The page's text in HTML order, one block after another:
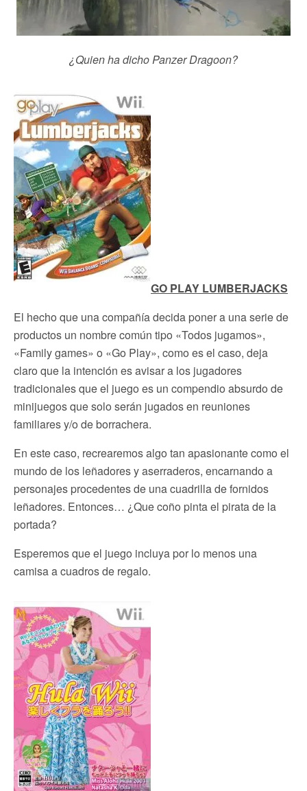
¿Quien ha dicho Panzer Dragoon?
GO PLAY LUMBERJACKS
El hecho que una compañía decida poner a una serie de
productos un nombre común tipo «Todos jugamos»,
«Family games» o «Go Play», como es el caso, deja
claro que la intención es avisar a los jugadores
tradicionales que el juego es un compendio absurdo de
minijuegos que solo serán jugados en reuniones
familiares y/o de borrachera.
En este caso, recrearemos algo tan apasionante como el
mundo de los leñadores y aserraderos, encarnando a
personajes procedentes de una cuadrilla de fornidos
leñadores. Entonces… ¿Que coño pinta el pirata de la
portada?
Esperemos que el juego incluya por lo menos una
camisa a cuadros de regalo.